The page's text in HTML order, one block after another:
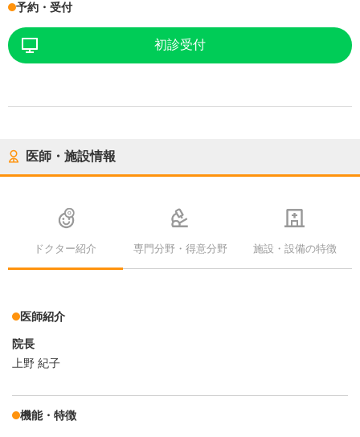
予約・受付
初診受付
医師・施設情報
ドクター紹介 専門分野・得意分野 施設・設備の特徴
医師紹介
院長
上野 紀子
機能・特徴